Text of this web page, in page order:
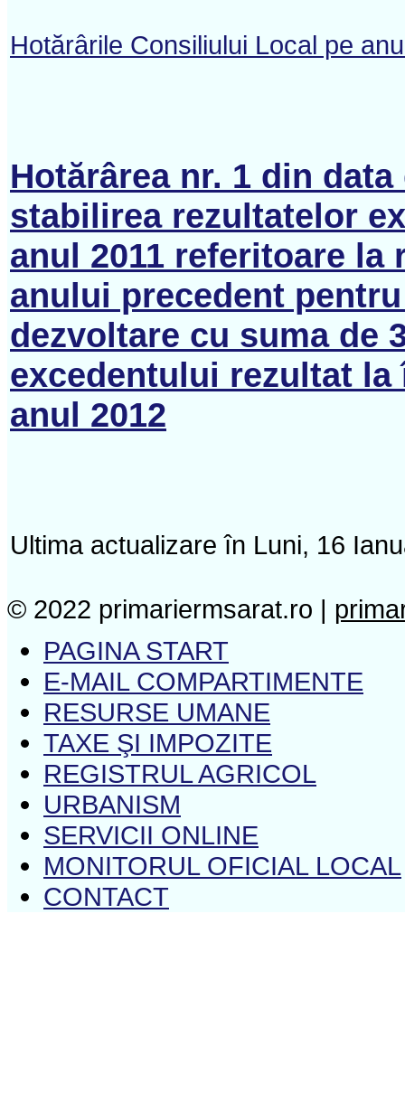
Hotărârile Consiliului Local pe
Hotărârea nr. 1 din
stabilirea rezultatelor
anul 2011 referitoare
anului precedent
dezvoltare cu suma de
excedentului rezultat la
anul 2012
Ultima actualizare în Luni, 16
© 2022 primariermsarat.ro |
PAGINA START
E-MAIL COMPARTIMENTE
RESURSE UMANE
TAXE ŞI IMPOZITE
REGISTRUL AGRICOL
URBANISM
SERVICII ONLINE
MONITORUL OFICIAL LOCAL
CONTACT